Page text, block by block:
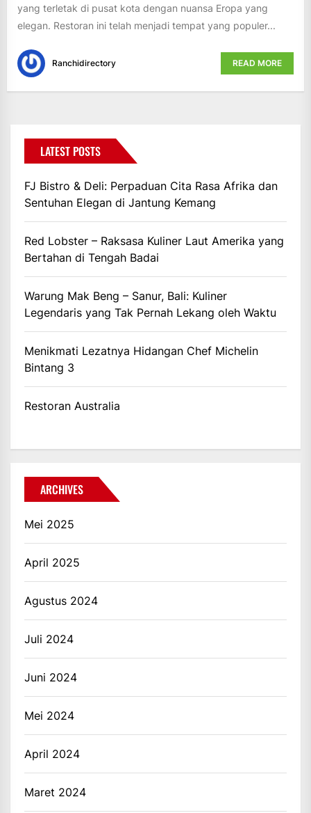
yang terletak di pusat kota dengan nuansa Eropa yang
elegan. Restoran ini telah menjadi tempat yang populer...
Ranchidirectory READ MORE
LATEST POSTS
FJ Bistro & Deli: Perpaduan Cita Rasa Afrika dan
Sentuhan Elegan di Jantung Kemang
Red Lobster – Raksasa Kuliner Laut Amerika yang
Bertahan di Tengah Badai
Warung Mak Beng – Sanur, Bali: Kuliner
Legendaris yang Tak Pernah Lekang oleh Waktu
Menikmati Lezatnya Hidangan Chef Michelin
Bintang 3
Restoran Australia
ARCHIVES
Mei 2025
April 2025
Agustus 2024
Juli 2024
Juni 2024
Mei 2024
April 2024
Maret 2024